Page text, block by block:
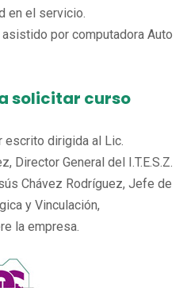
en el servicio.
por computadora Auto
solicitar curso
escrito dirigida al Lic.
Director General del I.T.E.S.Z.
Chávez Rodríguez, Jefe de
y Vinculación,
la empresa.